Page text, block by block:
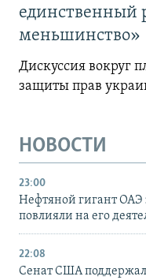
единственный
меньшинство»
Дискуссия вокруг
защиты прав
НОВОСТИ
23:00
Нефтяной гигант ОАЭ
повлияли на его
22:08
Сенат США